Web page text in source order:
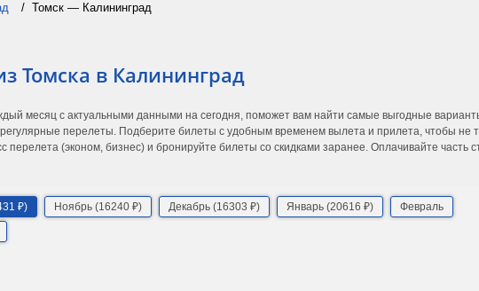
Томск — Калининград
Томска в Калининград
месяц с актуальными данными на сегодня, поможет вам найти самые выгодные
перелеты. Подберите билеты с удобным временем вылета и прилета, чтобы не
(эконом, бизнес) и бронируйте билеты со скидками заранее. Оплачивайте часть
₽) Ноябрь (16240 ₽) Декабрь (16303 ₽) Январь (20616 ₽)
Февраль